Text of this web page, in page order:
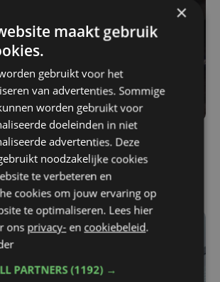
4 augustus | 09:32
aangetroffen in woning in Sint-
×
maakt gebruik
gebruikt voor het
van advertenties. Sommige
worden gebruikt voor
doeleinden in niet
advertenties. Deze
noodzakelijke cookies
te verbeteren en
cookies om jouw ervaring op
te optimaliseren. Lees hier
ons privacy- en cookiebeleid.
PARTNERS(1192) →